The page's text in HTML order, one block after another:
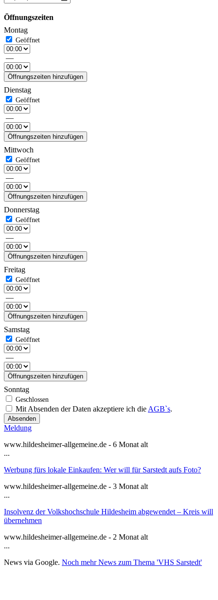
Öffnungszeiten
Montag
—
Öffnungszeiten hinzufügen
Dienstag
—
Öffnungszeiten hinzufügen
Mittwoch
—
Öffnungszeiten hinzufügen
Donnerstag
—
Öffnungszeiten hinzufügen
Freitag
—
Öffnungszeiten hinzufügen
Samstag
—
Öffnungszeiten hinzufügen
Sonntag
Mit Absenden der Daten akzeptiere ich die AGB`s.
Absenden
Meldung
www.hildesheimer-allgemeine.de - 6 Monat alt
...
Werbung fürs lokale Einkaufen: Wer will für Sarstedt aufs Foto?
www.hildesheimer-allgemeine.de - 3 Monat alt
...
Insolvenz der Volkshochschule Hildesheim abgewendet – Kreis will
übernehmen
www.hildesheimer-allgemeine.de - 2 Monat alt
...
News via Google. Noch mehr News zum Thema 'VHS Sarstedt'